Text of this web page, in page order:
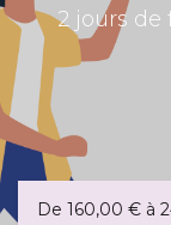
2 jours de
De 160,00 € à